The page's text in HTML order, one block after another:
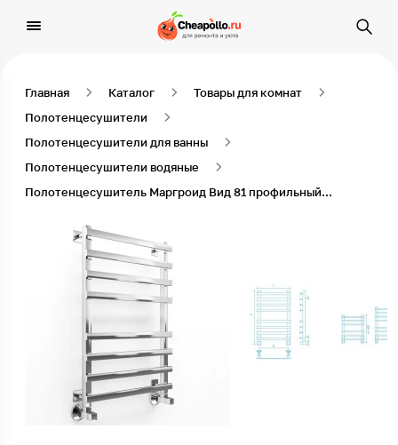
Главная Каталог
Товары для комнат
Полотенцесушители
Полотенцесушители для ванны
Полотенцесушители водяные
Полотенцесушитель Маргроид Вид 81 профильный водяной 80*40*45